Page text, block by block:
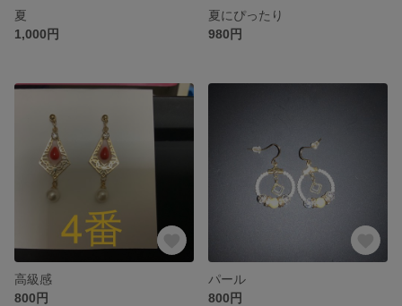
夏
1,000円
夏にぴったり
980円
高級感
800円
パール
800円